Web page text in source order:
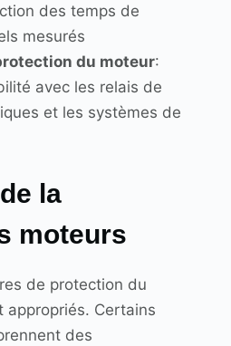
des temps de
mesurés
du moteur:
avec les relais de
et les systèmes de
la
moteurs
de protection du
appropriés. Certains
des